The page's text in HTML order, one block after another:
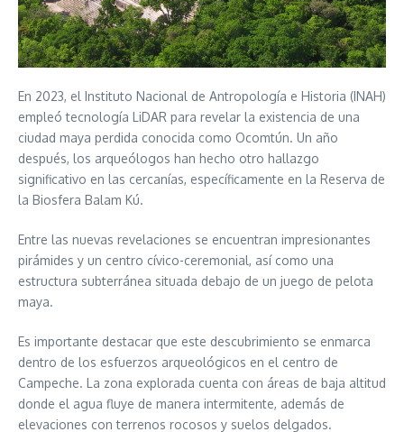
En 2023, el Instituto Nacional de Antropología e Historia (INAH)
empleó tecnología LiDAR para revelar la existencia de una
ciudad maya perdida conocida como Ocomtún. Un año
después, los arqueólogos han hecho otro hallazgo
significativo en las cercanías, específicamente en la Reserva de
la Biosfera Balam Kú.
Entre las nuevas revelaciones se encuentran impresionantes
pirámides y un centro cívico-ceremonial, así como una
estructura subterránea situada debajo de un juego de pelota
maya.
Es importante destacar que este descubrimiento se enmarca
dentro de los esfuerzos arqueológicos en el centro de
Campeche. La zona explorada cuenta con áreas de baja altitud
donde el agua fluye de manera intermitente, además de
elevaciones con terrenos rocosos y suelos delgados.